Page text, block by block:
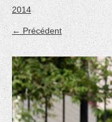
2014
← Précédent